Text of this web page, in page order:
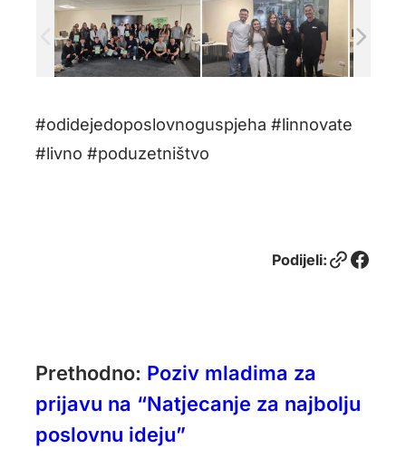
#odidejedoposlovnoguspjeha #linnovate
#livno #poduzetništvo
Podijeli:Link Facebook
Prethodno: Poziv mladima za
prijavu na “Natjecanje za najbolju
poslovnu ideju”